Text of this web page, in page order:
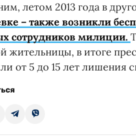
летом 2013 года в
– также возникли
сотрудников милиции.
жительницы, в итоге
от 5 до 15 лет лишения